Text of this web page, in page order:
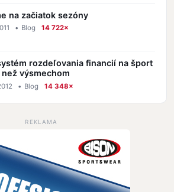
na začiatok sezóny
• Blog 14 722×
rozdeľovania financií na šport
než výsmechom
• Blog 14 348×
REKLAMA